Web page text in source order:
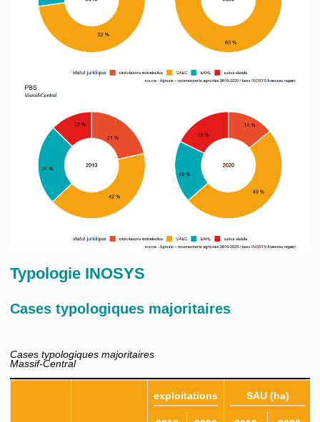
Typologie INOSYS
Cases typologiques majoritaires
Cases typologiques majoritaires
Massif-Central
exploitations SAU (ha)